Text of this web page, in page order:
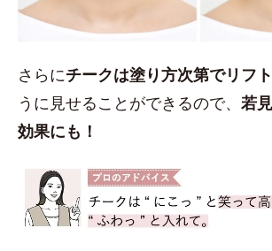
さらにチークは塗り方次第でリフ
うに見せることができるので、 若
効果にも！